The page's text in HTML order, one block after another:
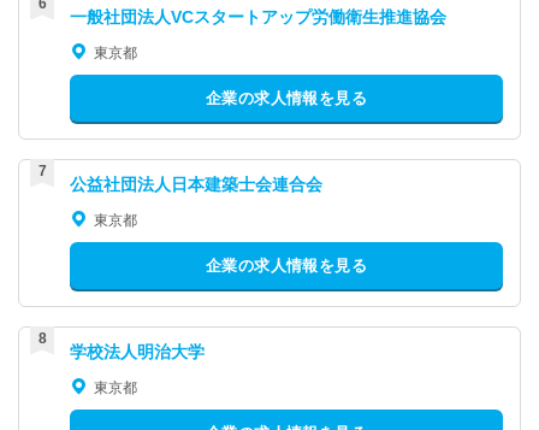
一般社団法人VCスタートアップ労働衛生推進協会
東京都
企業の求人情報を見る
公益社団法人日本建築士会連合会
東京都
企業の求人情報を見る
学校法人明治大学
東京都